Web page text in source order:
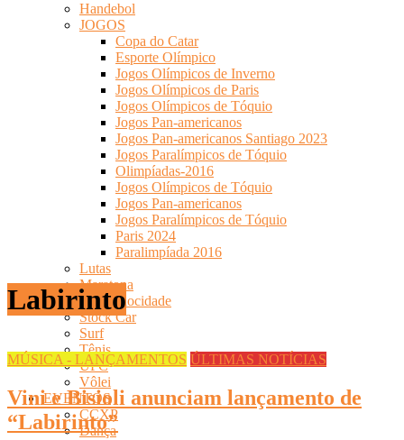
Handebol
JOGOS
Copa do Catar
Esporte Olímpico
Jogos Olímpicos de Inverno
Jogos Olímpicos de Paris
Jogos Olímpicos de Tóquio
Jogos Pan-americanos
Jogos Pan-americanos Santiago 2023
Jogos Paralímpicos de Tóquio
Olimpíadas-2016
Jogos Olímpicos de Tóquio
Jogos Pan-americanos
Jogos Paralímpicos de Tóquio
Paris 2024
Paralimpíada 2016
Lutas
Maratona
Motovelocidade
Stock Car
Surf
Tênis
UFC
Vôlei
EVENTOS
CCXP
Dança
Labirinto
MÚSICA - LANÇAMENTOS ÚLTIMAS NOTÍCIAS
Vini e Bisioli anunciam lançamento de
“Labirinto”